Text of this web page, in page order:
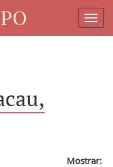
Mostrar: